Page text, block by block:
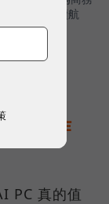
與全天候續航
14
塑工作
PC 真的值